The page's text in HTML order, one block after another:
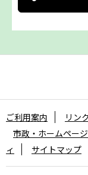
ご利用案内 リン
市政・ホームペー
ィ
サイトマップ